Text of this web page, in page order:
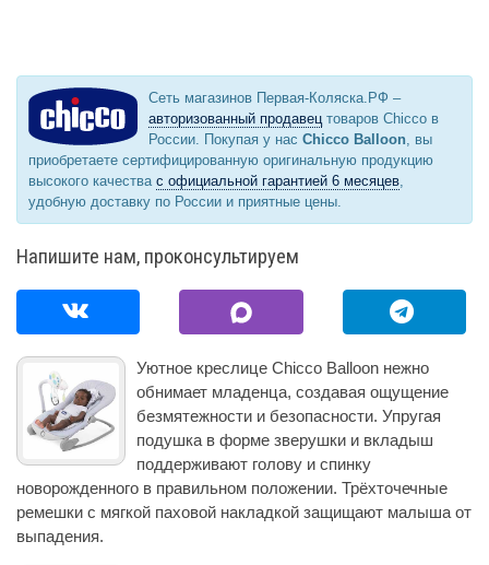
Сеть магазинов Первая-Коляска.РФ –
авторизованный продавец товаров Chicco в
России. Покупая у нас Chicco Balloon , вы
приобретаете сертифицированную оригинальную продукцию
высокого качества с официальной гарантией 6 месяцев
удобную доставку по России и приятные цены.
Напишите нам, проконсультируем
Уютное креслице Chicco Balloon нежно
обнимает младенца, создавая ощущение
безмятежности и безопасности. Упругая
подушка в форме зверушки и вкладыш
поддерживают голову и спинку
новорожденного в правильном положении. Трёхточечные
ремешки с мягкой паховой накладкой защищают малыша от
выпадения.